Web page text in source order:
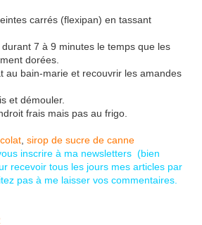
carrés (flexipan) en tassant
7 à 9 minutes le temps que les
dorées.
au bain-marie et recouvrir les amandes
et démouler.
frais mais pas au frigo.
sirop de sucre de canne
inscrire à ma newsletters (bien
recevoir tous les jours mes articles par
pas à me laisser vos commentaires.